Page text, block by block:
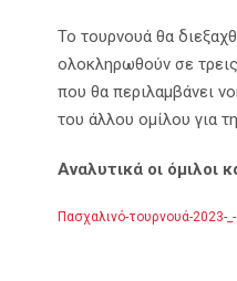
Το τουρνουά θα
ολοκληρωθούν σε
που θα περιλαμβάνει
του άλλου ομίλου για
Αναλυτικά οι όμιλοι
Πασχαλινό-τουρνουά-2023-